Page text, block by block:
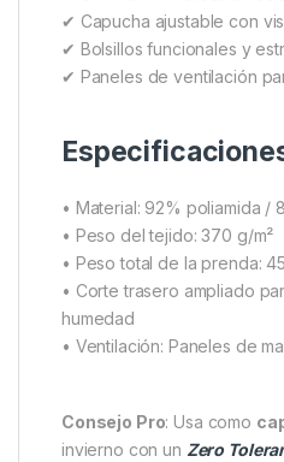
la mangapara objetos
documentación.
de movimiento
✔ Impermeable, cortaviento
abrasión
✔ UPF 40+ – Protección
✔ Capucha ajustable con
✔ Bolsillos funcionales y